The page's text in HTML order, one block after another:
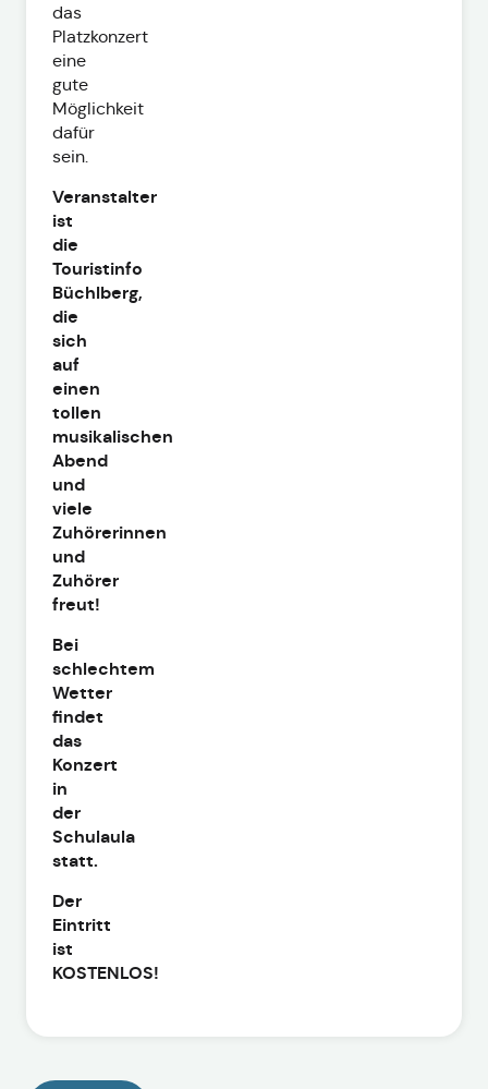
das
Platzkonzert
eine
gute
Möglichkeit
dafür
sein.
Veranstalter
ist
die
Touristinfo
Büchlberg,
die
sich
auf
einen
tollen
musikalischen
Abend
und
viele
Zuhörerinnen
und
Zuhörer
freut!
Bei
schlechtem
Wetter
findet
das
Konzert
in
der
Schulaula
statt.
Der
Eintritt
ist
KOSTENLOS!